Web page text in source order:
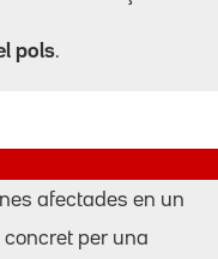
pols.
afectades en un
per una